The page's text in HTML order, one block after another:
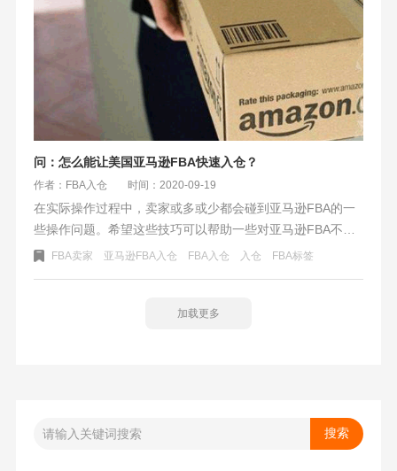
问：怎么能让美国亚马逊FBA快速入仓？
作者：FBA入仓 时间：2020-09-19
在实际操作过程中，卖家或多或少都会碰到亚马逊FBA的一
些操作问题。希望这些技巧可以帮助一些对亚马逊FBA不太
熟悉的FBA卖家。也能加快FBA入仓速度，并能减少亚马逊
FBA卖家 亚马逊FBA入仓 FBA入仓 入仓 FBA标签
加载更多